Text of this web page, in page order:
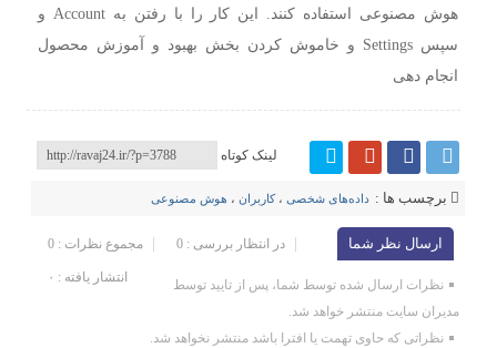
هوش مصنوعی استفاده کنند. این کار را با رفتن به Account و
سپس Settings و خاموش کردن بخش بهبود و آموزش محصول
انجام دهی
لینک کوتاه
برچسب ها : داده‌های شخصی ،کاربران ، هوش مصنوعی
ارسال نظر شما مجموع نظرات : 0 در انتظار بررسی : 0
انتشار یافته : ۰
نظرات ارسال شده توسط شما، پس از تایید توسط
مدیران سایت منتشر خواهد شد.
نظراتی که حاوی تهمت یا افترا باشد منتشر نخواهد شد.